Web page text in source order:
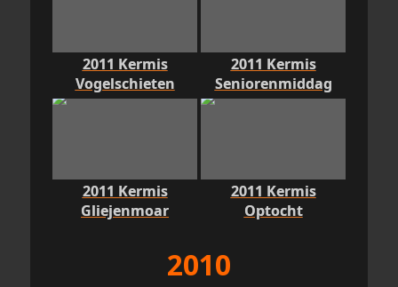
2011 Kermis
Vogelschieten
2011 Kermis
Seniorenmiddag
2011 Kermis
Gliejenmoar
2011 Kermis
Optocht
2010